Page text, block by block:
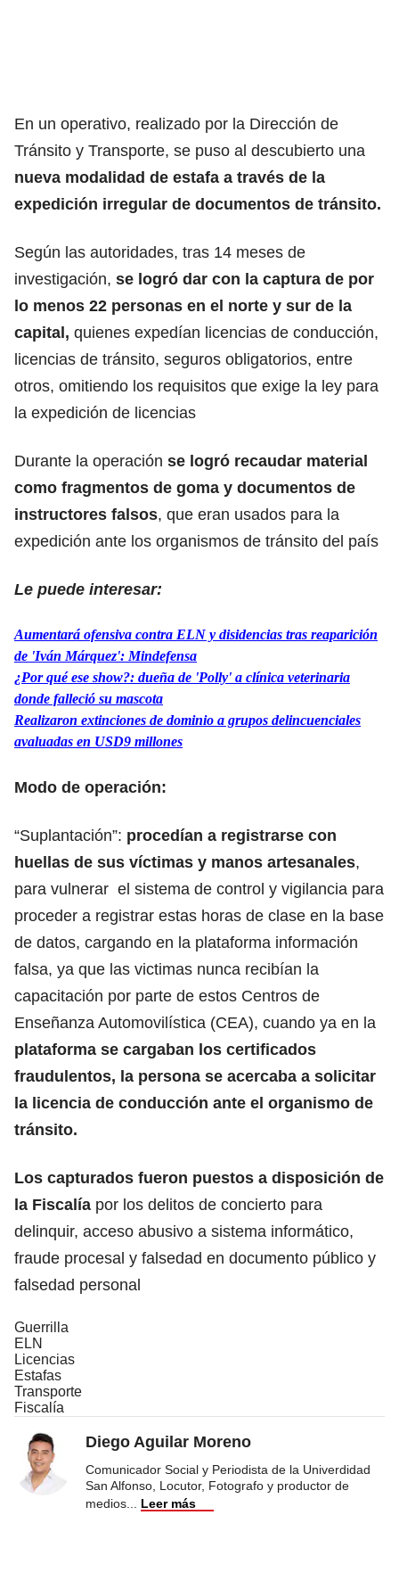
En un operativo, realizado por la Dirección de
Tránsito y Transporte, se puso al descubierto una
nueva modalidad de estafa a través de la
expedición irregular de documentos de tránsito.
Según las autoridades, tras 14 meses de
investigación, se logró dar con la captura de por
lo menos 22 personas en el norte y sur de la
capital, quienes expedían licencias de conducción,
licencias de tránsito, seguros obligatorios, entre
otros, omitiendo los requisitos que exige la ley para
la expedición de licencias
Durante la operación se logró recaudar material
como fragmentos de goma y documentos de
instructores falsos, que eran usados para la
expedición ante los organismos de tránsito del país
Le puede interesar:
Aumentará ofensiva contra ELN y disidencias tras reaparición
de 'Iván Márquez': Mindefensa
¿Por qué ese show?: dueña de 'Polly' a clínica veterinaria
donde falleció su mascota
Realizaron extinciones de dominio a grupos delincuenciales
avaluadas en USD9 millones
Modo de operación:
“Suplantación”: procedían a registrarse con
huellas de sus víctimas y manos artesanales,
para vulnerar el sistema de control y vigilancia para
proceder a registrar estas horas de clase en la base
de datos, cargando en la plataforma información
falsa, ya que las victimas nunca recibían la
capacitación por parte de estos Centros de
Enseñanza Automovilística (CEA), cuando ya en la
plataforma se cargaban los certificados
fraudulentos, la persona se acercaba a solicitar
la licencia de conducción ante el organismo de
tránsito.
Los capturados fueron puestos a disposición de
la Fiscalía por los delitos de concierto para
delinquir, acceso abusivo a sistema informático,
fraude procesal y falsedad en documento público y
falsedad personal
Guerrilla
ELN
Licencias
Estafas
Transporte
Fiscalía
Diego Aguilar Moreno
Comunicador Social y Periodista de la Univerdidad
San Alfonso, Locutor, Fotografo y productor de
medios
Leer más